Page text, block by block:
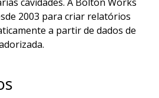
2003 para criar relatórios
a partir de dados de